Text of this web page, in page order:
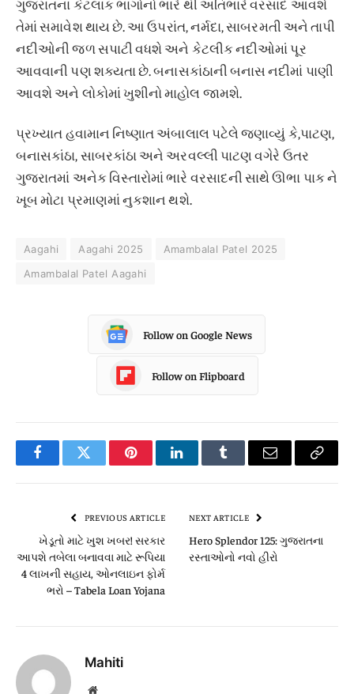
ગુજરાતના કેટલાક ભાગોનો ભારે થી અતિભારે વરસાદ આવશે
તેમાં સમાવેશ થાય છે. આ ઉપરાંત, નર્મદા, સાબરમતી અને તાપી
નદીઓની જળ સપાટી વધશે અને કેટલીક નદીઓમાં પૂર
આવવાની પણ શક્યતા છે. બનાસકાંઠાની બનાસ નદીમાં પાણી
આવશે અને લોકોમાં ખુશીનો માહોલ જામશે.
પ્રખ્યાત હવામાન નિષ્ણાત અંબાલાલ પટેલે જણાવ્યું કે,પાટણ,
બનાસકાંઠા, સાબરકાંઠા અને અરવલ્લી પાટણ વગેરે ઉતર
ગુજરાતમાં અનેક વિસ્તારોમાં ભારે વરસાદની સાથે ઊભા પાક ને
ખૂબ મોટા પ્રમાણમાં નુકશાન થશે.
Aagahi Aagahi 2025
Amambalal Patel 2025
Amambalal Patel Aagahi
Follow on Google News
Follow on Flipboard
FacebookTwitter PinterestLinkedInTumblr Email
Copy
PREVIOUS ARTICLE
ખેડૂતો માટે ખુશ ખબર! સરકાર
આપશે તબેલા બનાવવા માટે રૂપિયા
4 લાખની સહાય, ઓનલાઇન ફોર્મ
ભરો – Tabela Loan Yojana
NEXT ARTICLE
Hero Splendor 125: ગુજરાતના
રસ્તાઓનો નવો હીરો
Mahiti
Website